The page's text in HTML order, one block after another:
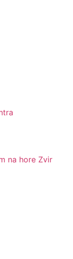
na hore Zvir